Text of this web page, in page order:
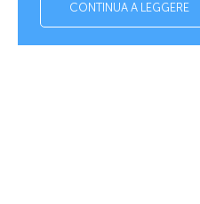
CONTINUA A LEGGERE